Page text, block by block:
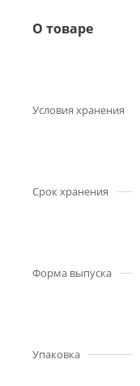
О товаре
Условия хранения
Срок хранения
Форма выпуска
Упаковка